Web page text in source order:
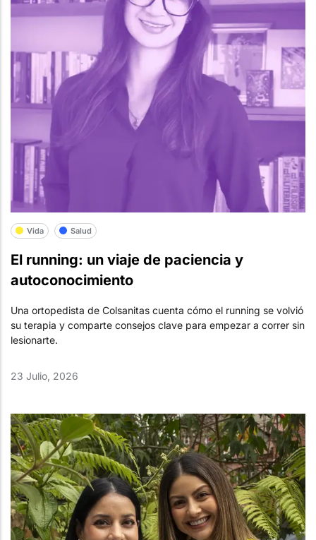
Vida Salud
El running: un viaje de paciencia y
autoconocimiento
Una ortopedista de Colsanitas cuenta cómo el running se volvió
su terapia y comparte consejos clave para empezar a correr sin
lesionarte.
23 Julio, 2026